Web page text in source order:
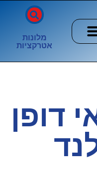
מלונות
אטרקציות
דופן